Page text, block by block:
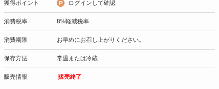
獲得ポイント ログインして確認
消費税率 8%軽減税率
消費期限 お早めにお召し上がりください。
保存方法 常温または冷蔵
販売情報 販売終了